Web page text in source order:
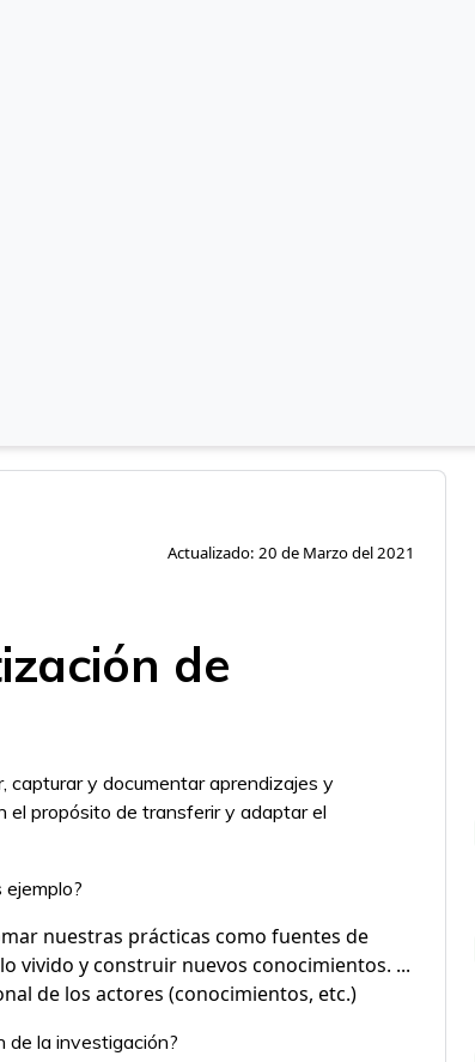
Actualizado: 20 de Marzo del 2021
de
capturar y documentar aprendizajes y
el propósito de transferir y adaptar el
nuestras prácticas como fuentes de
vivido y construir nuevos conocimientos. ...
de los actores (conocimientos, etc.)
de la investigación?